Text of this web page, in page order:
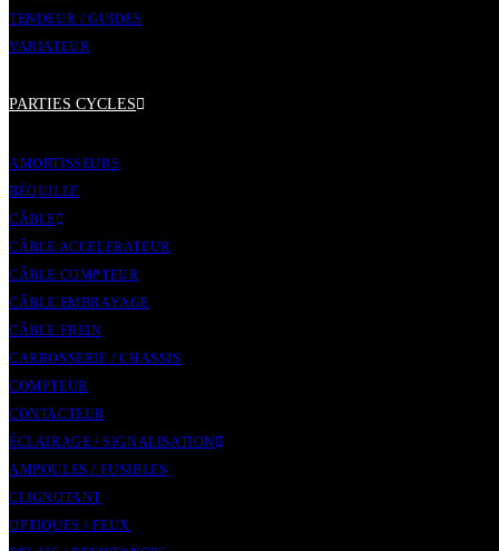
TENDEUR / GUIDES
VARIATEUR
PARTIES CYCLES
AMORTISSEURS
BÉQUILLE
CÂBLE
CÂBLE ACCELERATEUR
CÂBLE COMPTEUR
CÂBLE EMBRAYAGE
CÂBLE FREIN
CARROSSERIE / CHASSIS
COMPTEUR
CONTACTEUR
ÉCLAIRAGE / SIGNALISATION
AMPOULES / FUSIBLES
CLIGNOTANT
OPTIQUES / FEUX